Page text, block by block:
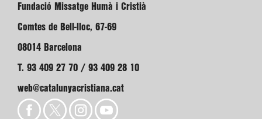
Fundació Missatge Humà i Cristià
Comtes de Bell-lloc, 67-69
08014 Barcelona
T. 93 409 27 70 / 93 409 28 10
web@catalunyacristiana.cat